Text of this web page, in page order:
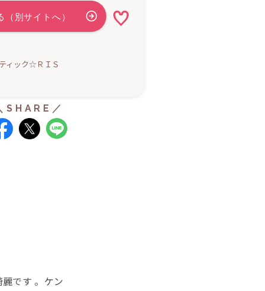
ィック☆ＲＩＳ
です 。ケン